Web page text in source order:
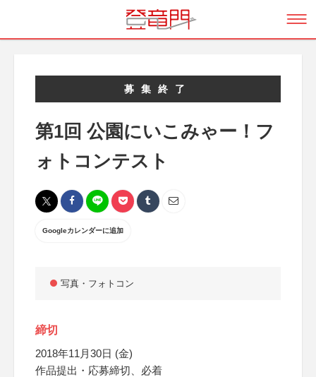
募集終了
第1回 公園にいこみゃー！フ
ォトコンテスト
Googleカレンダーに追加
写真・フォトコン
締切
2018年11月30日 (金)
作品提出・応募締切、必着